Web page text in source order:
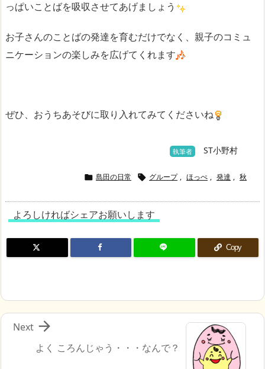
っぱいことばを吸収させてあげましょう
お子さんのことばの発達を育むだけでなく、親子のコミュ
ニケーションの楽しみを広げてくれます
ぜひ、おうちあそびに取り入れてみてくださいね
執筆者 ST小野村
 島田の日常  グループ , ほっぺ , 発達 , 秋
よろしければシェアお願いします
Copy
よく ころんじゃう・・・なんで？

Next